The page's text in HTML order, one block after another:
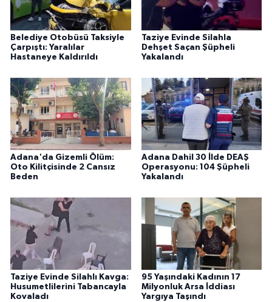
Belediye Otobüsü Taksiyle
Çarpıştı: Yaralılar
Hastaneye Kaldırıldı
Taziye Evinde Silahla
Dehşet Saçan Şüpheli
Yakalandı
Adana'da Gizemli Ölüm:
Oto Kilitçisinde 2 Cansız
Beden
Adana Dahil 30 İlde DEAŞ
Operasyonu: 104 Şüpheli
Yakalandı
Taziye Evinde Silahlı Kavga:
Husumetlilerini Tabancayla
Kovaladı
95 Yaşındaki Kadının 17
Milyonluk Arsa İddiası
Yargıya Taşındı